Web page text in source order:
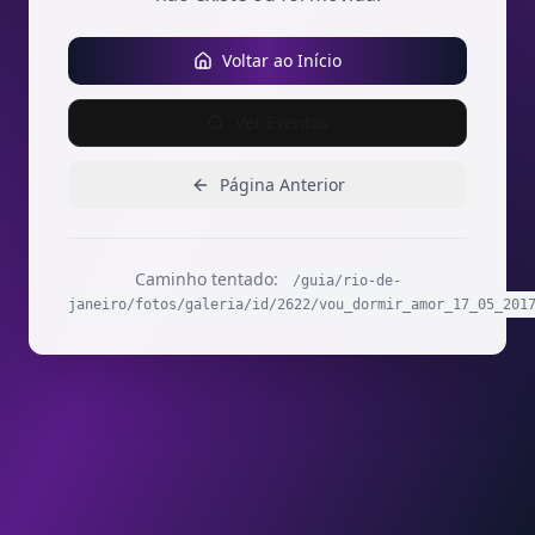
Voltar ao Início
Página Anterior
Caminho tentado:
/guia/rio-de-
janeiro/fotos/galeria/id/2622/vou_dormir_amor_17_05_2017